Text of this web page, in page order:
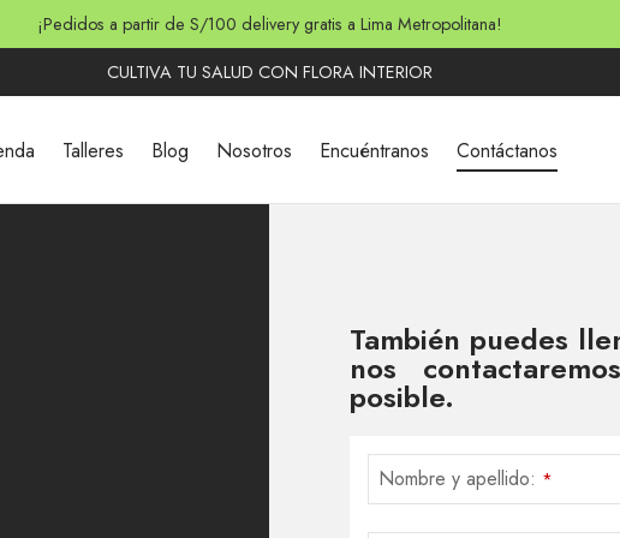
¡Pedidos a partir de S/100 delivery gratis a Lima Metropolitana!
CULTIVA TU SALUD CON FLORA INTERIOR
Talleres Blog Nosotros Encuéntranos Contáctanos
También puedes
nos
posible.
Nombre y apellido: *